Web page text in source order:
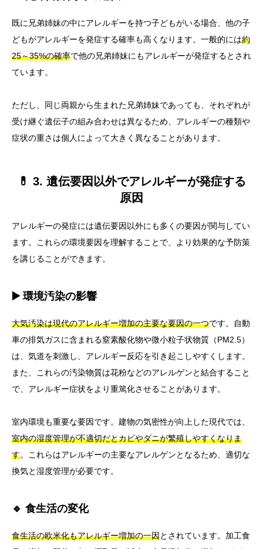
既に兄弟姉妹の中にアレルギーを持つ子どもがいる場合、他の子
どもがアレルギーを発症する確率も高くなります。一般的には約
25～35%の確率で他の兄弟姉妹にもアレルギーが発症するとされ
ています。
ただし、同じ両親から生まれた兄弟姉妹であっても、それぞれが
受け継ぐ遺伝子の組み合わせは異なるため、アレルギーの種類や
症状の重さは個人によって大きく異なることがあります。
💊 3. 遺伝要因以外でアレルギーが発症する
原因
アレルギーの発症には遺伝要因以外にも多くの要因が関与してい
ます。これらの環境要因を理解することで、より効果的な予防策
を講じることができます。
▶️ 環境汚染の影響
大気汚染は現代のアレルギー増加の主要な要因の一つです。自動
車の排気ガスに含まれる窒素酸化物や微小粒子状物質（PM2.5）
は、気道を刺激し、アレルギー反応を引き起こしやすくします。
また、これらの汚染物質は花粉などのアレルゲンと結合すること
で、アレルギー症状をより重篤化させることがあります。
室内環境も重要な要因です。建物の気密性が向上した現代では、
室内の湿度管理が不適切だとカビやダニが繁殖しやすくなりま
す。これらはアレルギーの主要なアレルゲンとなるため、適切な
換気と湿度管理が必要です。
🔹 食生活の変化
食生活の欧米化もアレルギー増加の一因とされています。加工食